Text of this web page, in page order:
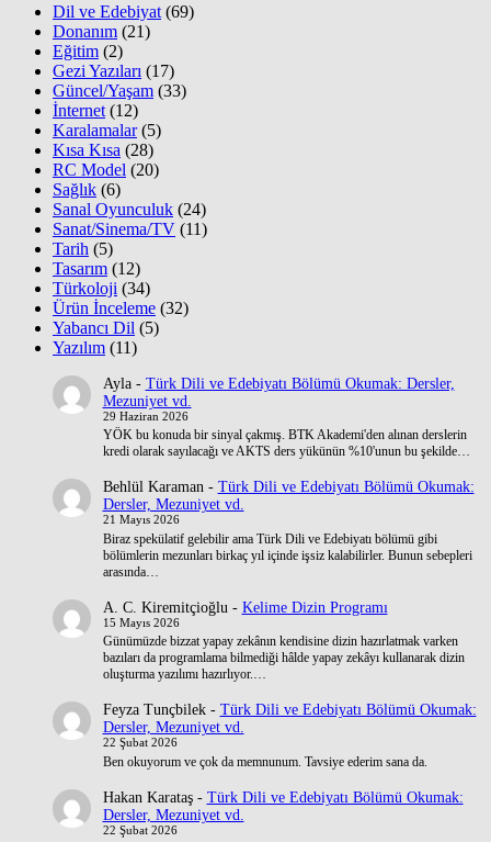
Dil ve Edebiyat (69)
Donanım (21)
Eğitim (2)
Gezi Yazıları (17)
Güncel/Yaşam (33)
İnternet (12)
Karalamalar(5)
Kısa Kısa (28)
RC Model (20)
Sağlık (6)
Sanal Oyunculuk (24)
Sanat/Sinema/TV (11)
Tarih (5)
Tasarım (12)
Türkoloji (34)
Ürün İnceleme (32)
Yabancı Dil (5)
Yazılım (11)
Ayla- Türk Dili ve Edebiyatı Bölümü Okumak: Dersler,
Mezuniyet vd.
29 Haziran 2026
YÖK bu konuda bir sinyal çakmış. BTK Akademi'den alınan derslerin
kredi olarak sayılacağı ve AKTS ders yükünün %10'unun bu şekilde…
Behlül Karaman- Türk Dili ve Edebiyatı Bölümü Okumak:
Dersler, Mezuniyet vd.
21 Mayıs 2026
Biraz spekülatif gelebilir ama Türk Dili ve Edebiyatı bölümü gibi
bölümlerin mezunları birkaç yıl içinde işsiz kalabilirler. Bunun sebepleri
arasında…
A. C. Kiremitçioğlu - Kelime Dizin Programı
15 Mayıs 2026
Günümüzde bizzat yapay zekânın kendisine dizin hazırlatmak varken
bazıları da programlama bilmediği hâlde yapay zekâyı kullanarak dizin
oluşturma yazılımı hazırlıyor.…
Feyza Tunçbilek- Türk Dili ve Edebiyatı Bölümü Okumak:
Dersler, Mezuniyet vd.
22 Şubat 2026
Ben okuyorum ve çok da memnunum. Tavsiye ederim sana da.
Hakan Karataş- Türk Dili ve Edebiyatı Bölümü Okumak:
Dersler, Mezuniyet vd.
22 Şubat 2026